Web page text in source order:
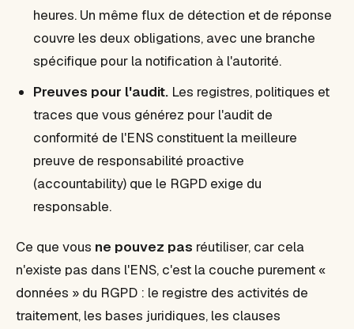
heures. Un même flux de détection et de réponse
couvre les deux obligations, avec une branche
spécifique pour la notification à l'autorité.
Preuves pour l'audit. Les registres, politiques et
traces que vous générez pour l'audit de
conformité de l'ENS constituent la meilleure
preuve de responsabilité proactive
(accountability) que le RGPD exige du
responsable.
Ce que vous ne pouvez pas réutiliser, car cela
n'existe pas dans l'ENS, c'est la couche purement «
données » du RGPD : le registre des activités de
traitement, les bases juridiques, les clauses